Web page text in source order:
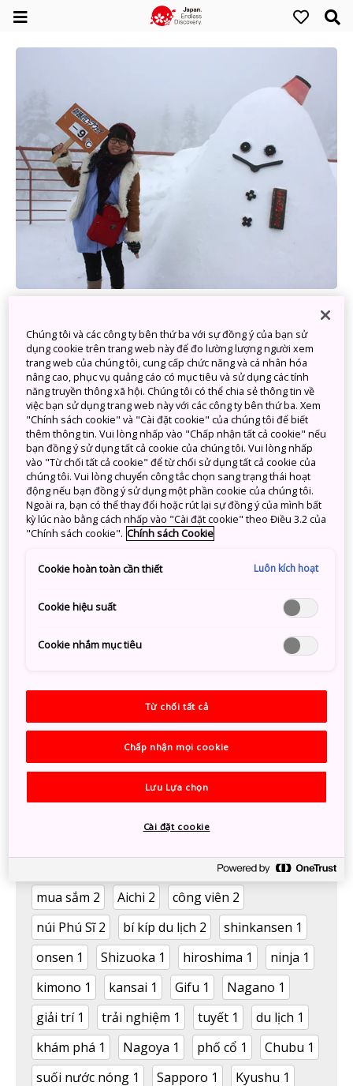
Chinh phục “Tuyến đường rồng bay” trong tầm
tay
Ngày 02 tháng 6 năm 2020 Vietnam JNTO
Tìm kiếm
Categories
Tất cả
Truyền thống
Ẩm thực(6)
Giải trí(1)
Tất cả
Tokyo7 ẩm thực6 Hokkaido5
hoa anh đào4
đền chùa3 Osaka3
mua sắm 2 Aichi 2 công viên 2
núi Phú Sĩ2 bí kíp du lịch 2 shinkansen 1
onsen 1 Shizuoka 1 hiroshima 1 ninja 1
kimono 1 kansai 1 Gifu 1 Nagano 1
giải trí 1 trải nghiệm 1 tuyết 1 du lịch 1
khám phá 1 Nagoya 1 phố cổ 1 Chubu 1
suối nước nóng 1 Sapporo 1 Kyushu 1
Chúng tôi và các công ty bên thứ ba với sự đồng ý của bạn sử
dụng cookie trên trang web này để đo lường lượng người xem
trang web của chúng tôi, cung cấp chức năng và cá nhân hóa
nâng cao, phục vụ quảng cáo có mục tiêu và sử dụng các tính
năng truyền thông xã hội. Chúng tôi có thể chia sẻ thông tin về
việc bạn sử dụng trang web này với các công ty bên thứ ba. Xem
"Chính sách cookie" và "Cài đặt cookie" của chúng tôi để biết
thêm thông tin. Vui lòng nhấp vào "Chấp nhận tất cả cookie" nếu
bạn đồng ý sử dụng tất cả cookie của chúng tôi. Vui lòng nhấp
vào "Từ chối tất cả cookie" để từ chối sử dụng tất cả cookie của
chúng tôi. Vui lòng chuyển công tắc chọn sang trạng thái hoạt
động nếu bạn đồng ý sử dụng một phần cookie của chúng tôi.
Ngoài ra, bạn có thể thay đổi hoặc rút lại sự đồng ý của mình bất
kỳ lúc nào bằng cách nhấp vào "Cài đặt cookie" theo Điều 3.2 của
"Chính sách cookie". Chính sách Cookie
Cookie hoàn toàn cần thiết Luôn kích hoạt
Cookie hiệu suất
Cookie nhắm mục tiêu
Từ chối tất cả
Chấp nhận mọi cookie
Lưu Lựa chọn
Cài đặt cookie